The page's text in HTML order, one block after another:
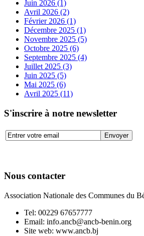
Juin 2026 (1)
Avril 2026 (2)
Février 2026 (1)
Décembre 2025 (1)
Novembre 2025 (5)
Octobre 2025 (6)
Septembre 2025 (4)
Juillet 2025 (3)
Juin 2025 (5)
Mai 2025 (6)
Avril 2025 (11)
S'inscrire à notre newsletter
Nous contacter
Association Nationale des Communes du
Tel: 00229 67657777
Email: info.ancb@ancb-benin.org
Site web: www.ancb.bj